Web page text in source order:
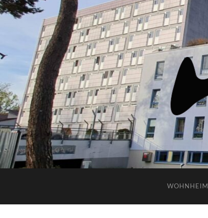
WOHNHEIM